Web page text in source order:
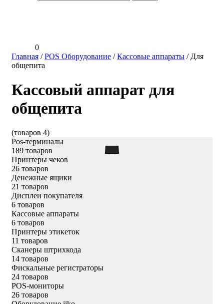
0
Главная /POS Оборудование /Кассовые аппараты / Для
общепита
Кассовый аппарат для
общепита
(товаров 4)
Pos-терминалы
189 товаров
Принтеры чеков
26 товаров
Денежные ящики
21 товаров
Дисплеи покупателя
6 товаров
Кассовые аппараты
6 товаров
Принтеры этикеток
11 товаров
Сканеры штрихкода
14 товаров
Фискальные регистраторы
24 товаров
POS-мониторы
26 товаров